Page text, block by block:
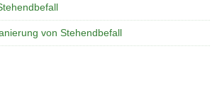
von Stehendbefall